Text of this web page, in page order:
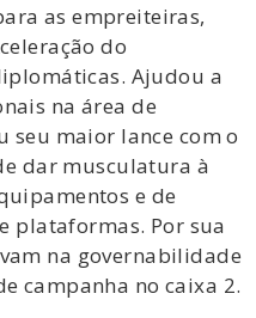
as empreiteiras,
do
Ajudou a
na área de
seu maior lance com o
dar musculatura à
e de
plataformas. Por sua
na governabilidade
campanha no caixa 2.